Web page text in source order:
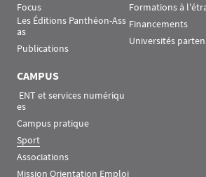
Focus
Les Éditions Panthéon-Ass
as
Publications
Formations à
Financements
Universités
CAMPUS
es
Campus pratique
Sport
Associations
Mission Orientation Emploi